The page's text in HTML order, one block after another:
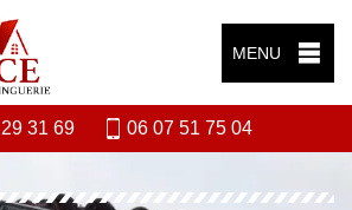
MENU
31 69 06 07 51 75 04